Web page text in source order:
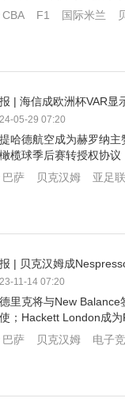
CBA
F1 国际米兰
| 海信成欧洲杯VAR显
05-29 07:20
哈德航空成为赫罗纳
榄球季后赛转授权协议
巴萨
贝克汉姆 亚足联
| 贝克汉姆成
11-14 07:20
里克将与New
；Hackett London成
巴萨
贝克汉姆 电子